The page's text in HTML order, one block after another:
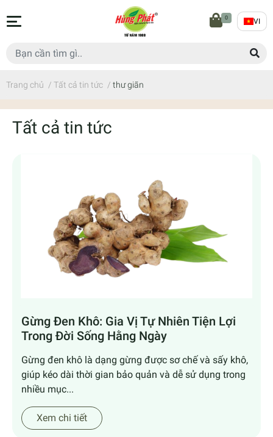
0 VI
Trang chủ / Tất cả tin tức / thư giãn
Tất cả tin tức
Gừng Đen Khô: Gia Vị Tự Nhiên Tiện Lợi
Trong Đời Sống Hằng Ngày
Gừng đen khô là dạng gừng được sơ chế và sấy khô,
giúp kéo dài thời gian bảo quản và dễ sử dụng trong
nhiều mục...
Xem chi tiết